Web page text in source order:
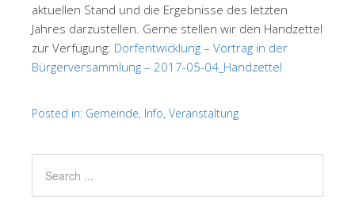
aktuellen Stand und die Ergebnisse des letzten
Jahres darzustellen. Gerne stellen wir den Handzettel
zur Verfügung: Dorfentwicklung – Vortrag in der
Bürgerversammlung – 2017-05-04_Handzettel
Posted in: Gemeinde, Info, Veranstaltung